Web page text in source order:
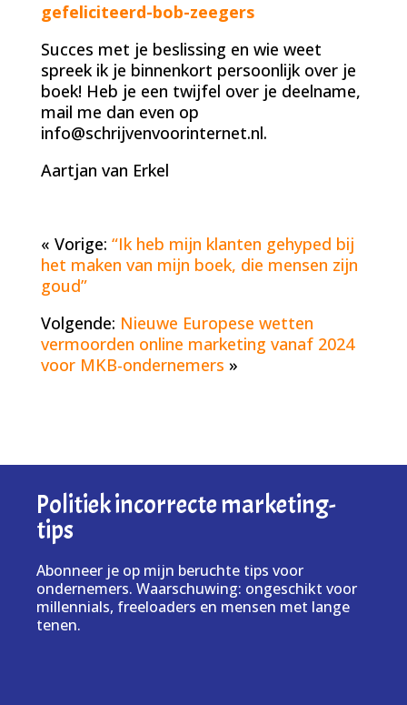
gefeliciteerd-bob-zeegers
Succes met je beslissing en wie weet
spreek ik je binnenkort persoonlijk over je
boek! Heb je een twijfel over je deelname,
mail me dan even op
info@schrijvenvoorinternet.nl.
Aartjan van Erkel
« Vorige: “Ik heb mijn klanten gehyped bij
het maken van mijn boek, die mensen zijn
goud”
Volgende: Nieuwe Europese wetten
vermoorden online marketing vanaf 2024
voor MKB-ondernemers »
Politiek incorrecte marketing-
tips
Abonneer je op mijn beruchte tips voor
ondernemers. Waarschuwing: ongeschikt voor
millennials, freeloaders en mensen met lange
tenen.